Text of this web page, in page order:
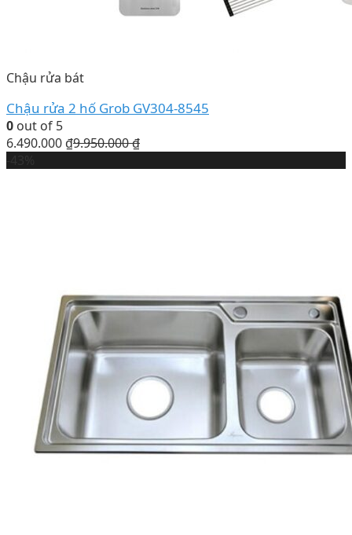
Chậu rửa bát
Chậu rửa 2 hố Grob GV304-8545
0 out of 5
6.490.000 ₫9.950.000₫